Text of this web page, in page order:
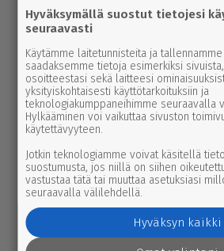
Pääl­lys­tys­työt
3-tiellä Ikaa­lis­ten
kuussa uutta pintaa
suunnalle
uutinen 5.8.2026 3.00
Par­ka­no­lais­lap­set
hin ensim­mäis­ten
kun­nassa kesäloma
viikon pidempään
pääkirjoitus5.8.2026 1.50
Hyväksymällä suostut tietojesi
seuraavasti
Käytämme laitetunnisteita ja
saadaksemme tietoja esimerkiksi
osoitteestasi sekä laitteesi
yksityiskohtaisesti käyttötarkoituksiin ja
teknologiakumppaneihimme seuraavalla
Hylkääminen voi vaikuttaa sivuston
käytettävyyteen.
Jotkin teknologiamme voivat käsitellä
suostumusta, jos niillä on siihen
vastustaa tätä tai muuttaa asetuksiasi
seuraavalla välilehdellä.
Hyväksyn kaikki